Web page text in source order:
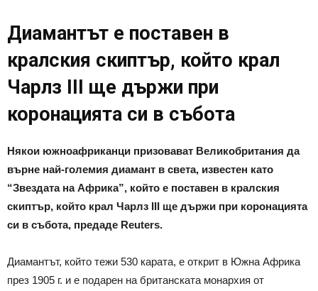
Диамантът е поставен в
кралския скиптър, който крал
Чарлз III ще държи при
коронацията си в събота
Някои южноафриканци призовават Великобритания да
върне най-големия диамант в света, известен като
“Звездата на Африка”, който е поставен в кралския
скиптър, който крал Чарлз III ще държи при коронацията
си в събота, предаде Reuters.
Диамантът, който тежи 530 карата, е открит в Южна Африка
през 1905 г. и е подарен на британската монархия от